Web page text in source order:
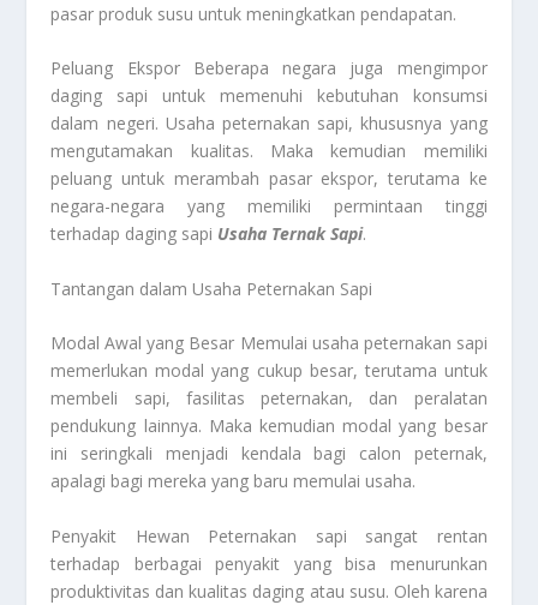
pasar produk susu untuk meningkatkan pendapatan.
Peluang Ekspor Beberapa negara juga mengimpor
daging sapi untuk memenuhi kebutuhan konsumsi
dalam negeri. Usaha peternakan sapi, khususnya yang
mengutamakan kualitas. Maka kemudian memiliki
peluang untuk merambah pasar ekspor, terutama ke
negara-negara yang memiliki permintaan tinggi
terhadap daging sapi Usaha Ternak Sapi.
Tantangan dalam Usaha Peternakan Sapi
Modal Awal yang Besar Memulai usaha peternakan sapi
memerlukan modal yang cukup besar, terutama untuk
membeli sapi, fasilitas peternakan, dan peralatan
pendukung lainnya. Maka kemudian modal yang besar
ini seringkali menjadi kendala bagi calon peternak,
apalagi bagi mereka yang baru memulai usaha.
Penyakit Hewan Peternakan sapi sangat rentan
terhadap berbagai penyakit yang bisa menurunkan
produktivitas dan kualitas daging atau susu. Oleh karena